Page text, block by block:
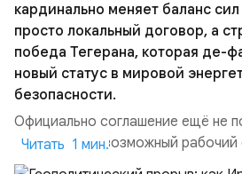
кардинально меняет баланс
просто локальный договор, а
победа Тегерана, которая де-
новый статус в мировой
безопасности.
Официально соглашение ещё не
пункты — это возможный
скорее всего будут
Читать 1 мин.